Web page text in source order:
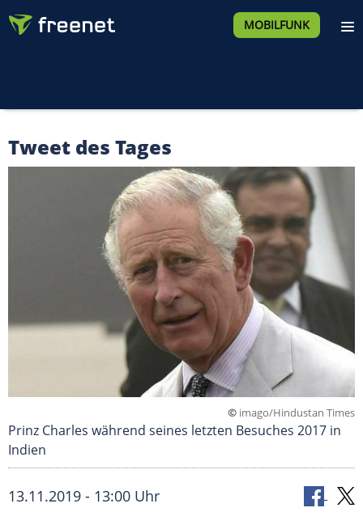
MOBILFUNK
Tweet des Tages
© imago/Hindustan Times
Prinz Charles während seines letzten Besuches 2017 in
Indien
13.11.2019 - 13:00 Uhr